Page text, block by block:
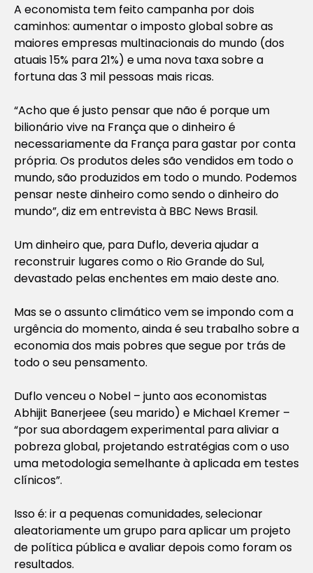
A economista tem feito campanha por dois
caminhos: aumentar o imposto global sobre as
maiores empresas multinacionais do mundo (dos
atuais 15% para 21%) e uma nova taxa sobre a
fortuna das 3 mil pessoas mais ricas.
“Acho que é justo pensar que não é porque um
bilionário vive na França que o dinheiro é
necessariamente da França para gastar por conta
própria. Os produtos deles são vendidos em todo o
mundo, são produzidos em todo o mundo. Podemos
pensar neste dinheiro como sendo o dinheiro do
mundo”, diz em entrevista à BBC News Brasil.
Um dinheiro que, para Duflo, deveria ajudar a
reconstruir lugares como o Rio Grande do Sul,
devastado pelas enchentes em maio deste ano.
Mas se o assunto climático vem se impondo com a
urgência do momento, ainda é seu trabalho sobre a
economia dos mais pobres que segue por trás de
todo o seu pensamento.
Duflo venceu o Nobel – junto aos economistas
Abhijit Banerjeee (seu marido) e Michael Kremer –
“por sua abordagem experimental para aliviar a
pobreza global, projetando estratégias com o uso
uma metodologia semelhante à aplicada em testes
clínicos”.
Isso é: ir a pequenas comunidades, selecionar
aleatoriamente um grupo para aplicar um projeto
de política pública e avaliar depois como foram os
resultados.